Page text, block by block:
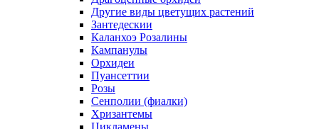
Другие виды цветущих растений
Зантедескии
Каланхоэ Розалины
Кампанулы
Орхидеи
Пуансеттии
Розы
Сенполии (фиалки)
Хризантемы
Цикламены